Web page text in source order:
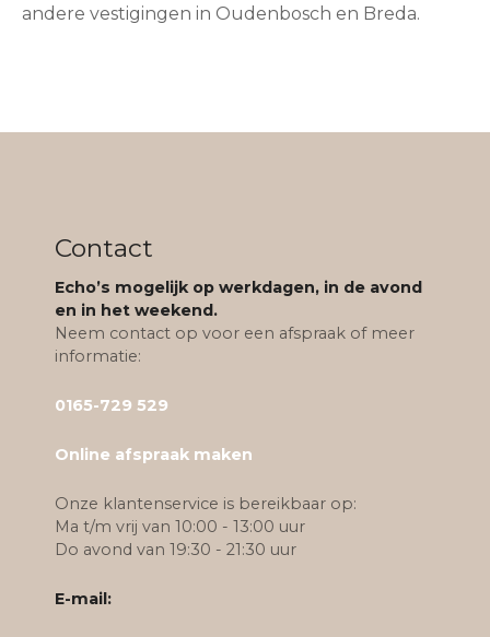
andere vestigingen in Oudenbosch en Breda.
Contact
Echo’s mogelijk op werkdagen, in de avond
en in het weekend.
Neem contact op voor een afspraak of meer
informatie:
0165-729 529
Online afspraak maken
Onze klantenservice is bereikbaar op:
Ma t/m vrij van 10:00 - 13:00 uur
Do avond van 19:30 - 21:30 uur
E-mail: